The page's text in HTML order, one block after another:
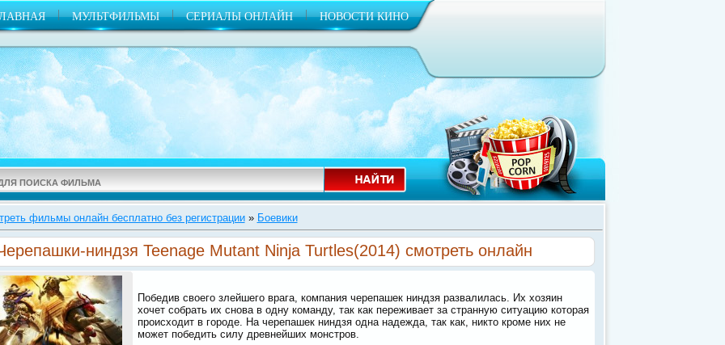
| МУЛЬТФИЛЬМЫ | СЕРИАЛЫ ОНЛАЙН | НОВОСТИ КИНО
фильмы онлайн бесплатно без регистрации» Боевики
ниндзя Teenage Mutant Ninja Turtles(2014) смотреть онлайн
Победив своего злейшего врага, компания черепашек ниндзя развалилась. Их хозяин
хочет собрать их снова в одну команду, так как переживает за странную ситуацию которая
происходит в городе. На черепашек ниндзя одна надежда, так как, никто кроме них не
может победить силу древнейших монстров.